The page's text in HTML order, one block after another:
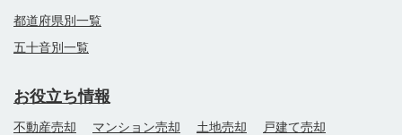
都道府県別一覧
五十音別一覧
お役立ち情報
不動産売却 マンション売却 土地売却
戸建て売却